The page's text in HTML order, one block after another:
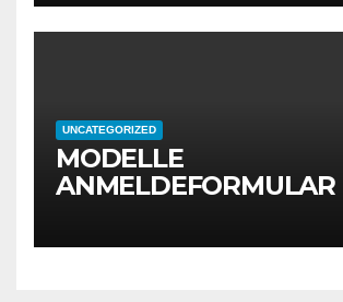
UNCATEGORIZED
MODELLE
ANMELDEFORMULAR